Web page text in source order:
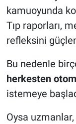
kamuoyunda
Tıp raporları,
refleksini
Bu nedenle
herkesten
istemeye
Oysa